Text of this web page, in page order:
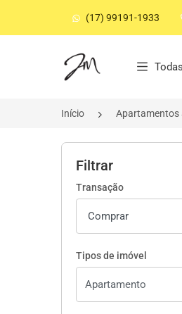
(17) 99191-1933
Página inicial
Início Apartamentos
Filtrar
Transação
Tipos de imóvel